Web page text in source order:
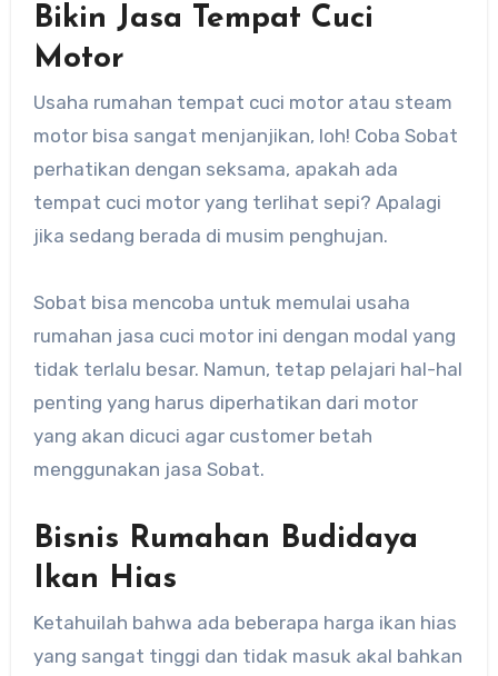
Bikin Jasa Tempat Cuci
Motor
Usaha rumahan tempat cuci motor atau steam
motor bisa sangat menjanjikan, loh! Coba Sobat
perhatikan dengan seksama, apakah ada
tempat cuci motor yang terlihat sepi? Apalagi
jika sedang berada di musim penghujan.
Sobat bisa mencoba untuk memulai usaha
rumahan jasa cuci motor ini dengan modal yang
tidak terlalu besar. Namun, tetap pelajari hal-hal
penting yang harus diperhatikan dari motor
yang akan dicuci agar customer betah
menggunakan jasa Sobat.
Bisnis Rumahan Budidaya
Ikan Hias
Ketahuilah bahwa ada beberapa harga ikan hias
yang sangat tinggi dan tidak masuk akal bahkan